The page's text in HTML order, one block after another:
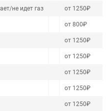
не идет газ от 1250₽
от 800₽
от 1250₽
от 1250₽
от 1250₽
от 1250₽
от 1250₽